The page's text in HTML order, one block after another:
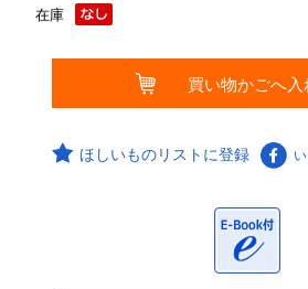
在庫
ほしいものリストに登録